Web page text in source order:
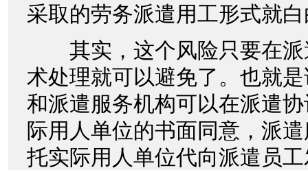
采取的劳务派遣用工形式就
其实，这个风险只要在派
术处理就可以避免了。也就
和派遣服务机构可以在派遣
际用人单位的书面同意，派
托实际用人单位代向派遣员